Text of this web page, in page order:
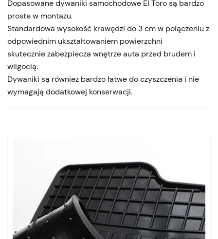
Dopasowane dywaniki samochodowe El Toro są bardzo
proste w montażu.
Standardowa wysokość krawędzi do 3 cm w połączeniu z
odpowiednim ukształtowaniem powierzchni
skutecznie zabezpiecza wnętrze auta przed brudem i
wilgocią.
Dywaniki są również bardzo łatwe do czyszczenia i nie
wymagają dodatkowej konserwacji.